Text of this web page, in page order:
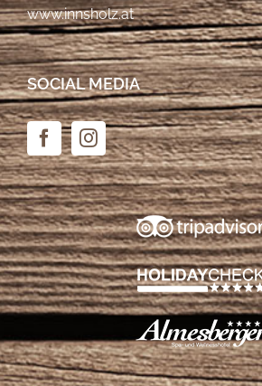
www.innsholz.at
SOCIAL MEDIA